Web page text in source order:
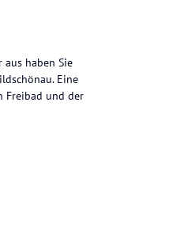
haben Sie
Eine
Freibad und der